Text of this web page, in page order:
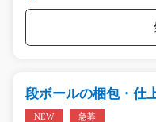
段ボールの梱包・仕
NEW 急募